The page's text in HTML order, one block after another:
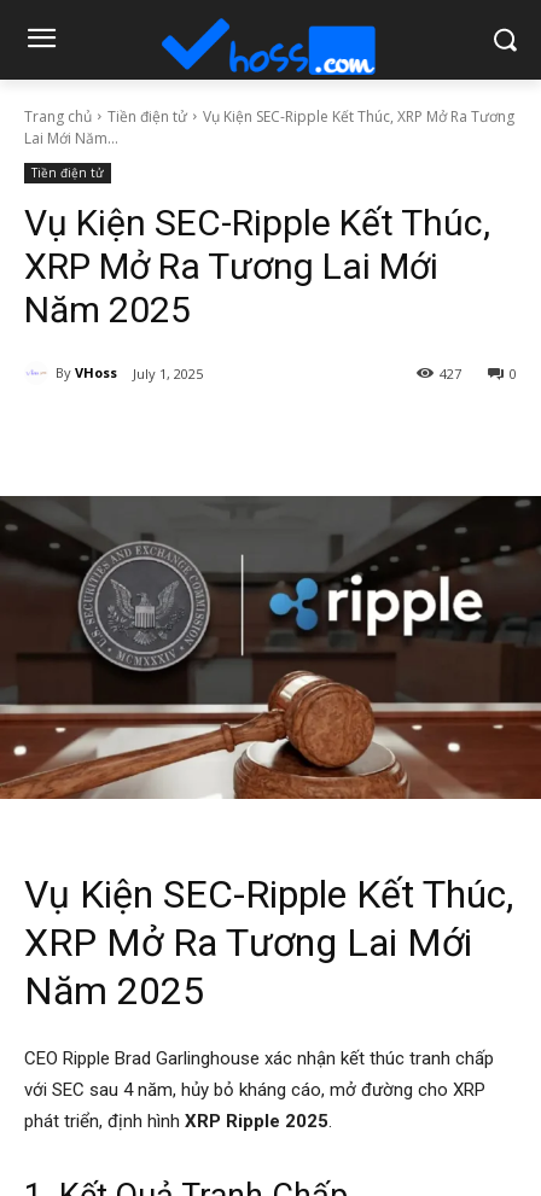
Trang chủ Tiền điện tử
Vụ Kiện SEC-Ripple Kết Thúc, XRP Mở Ra Tương
Lai Mới Năm...
Tiền điện tử
Vụ Kiện SEC-Ripple Kết Thúc,
XRP Mở Ra Tương Lai Mới
Năm 2025
By VHoss July 1, 2025 0
427
Vụ Kiện SEC-Ripple Kết Thúc,
XRP Mở Ra Tương Lai Mới
Năm 2025
CEO Ripple Brad Garlinghouse xác nhận kết thúc tranh chấp
với SEC sau 4 năm, hủy bỏ kháng cáo, mở đường cho XRP
phát triển, định hình XRP Ripple 2025.